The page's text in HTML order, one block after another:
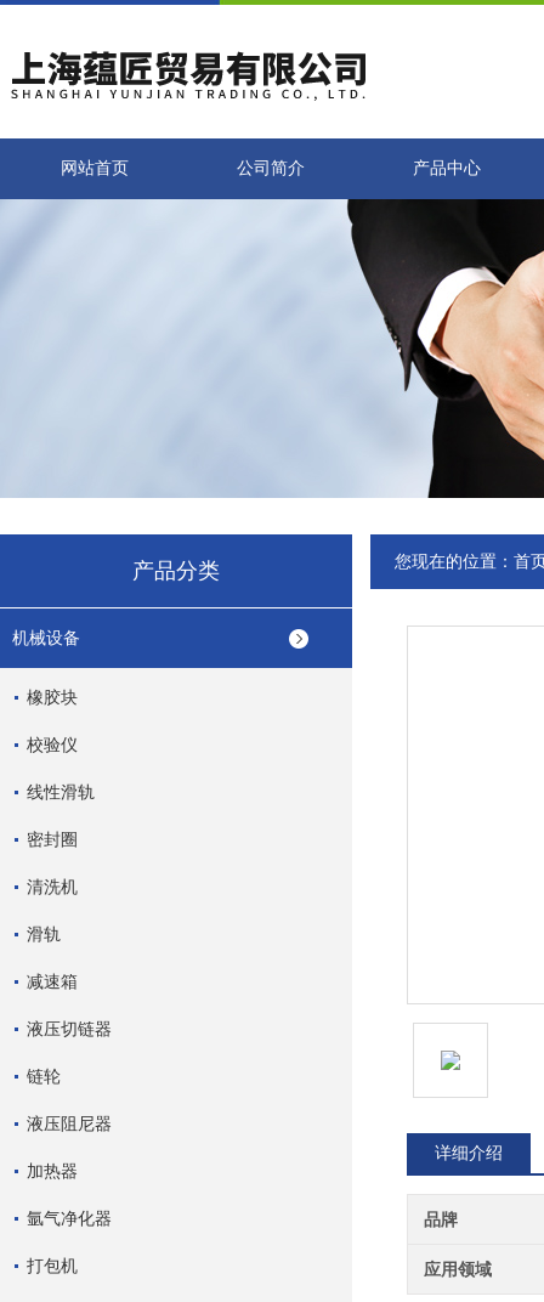
网站首页 公司简介 产品中心
产品分类
机械设备
橡胶块
校验仪
线性滑轨
密封圈
清洗机
滑轨
减速箱
液压切链器
链轮
液压阻尼器
加热器
氩气净化器
打包机
您现在的位置： 首
详细介绍
品牌
应用领域